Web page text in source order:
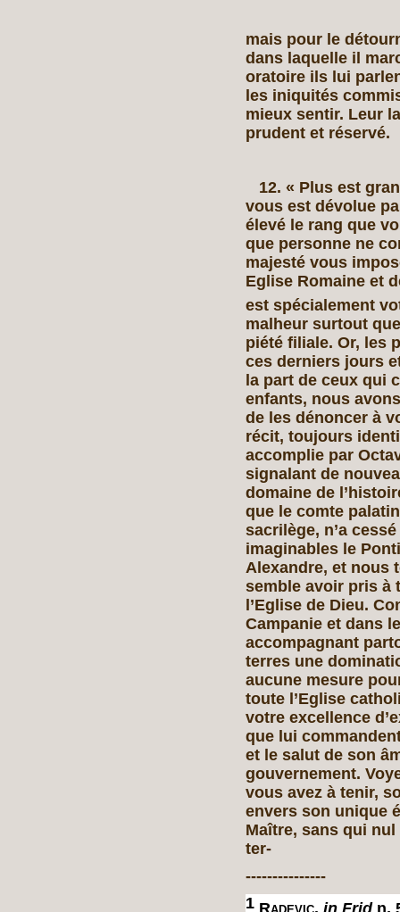
mais pour le
dans laquelle il
oratoire ils lui
les iniquités
mieux sentir. Leur
prudent et réservé.
12. « Plus est
vous est dévolue
élevé le rang que
que personne ne
majesté vous
Eglise Romaine et
est spécialement
malheur surtout
piété filiale. Or, les
ces derniers jours
la part de ceux qui
enfants, nous
de les dénoncer à
récit, toujours
accomplie par
signalant de
domaine de
que le comte
sacrilège, n’a
imaginables le
Alexandre, et nous
semble avoir pris à
l’Eglise de Dieu.
Campanie et dans
accompagnant
terres une
aucune mesure
toute l’Eglise
votre excellence
que lui
et le salut de son
gouvernement.
vous avez à tenir,
envers son unique
Maître, sans qui
ter-
---------------
1 Radevic. in Frid n,